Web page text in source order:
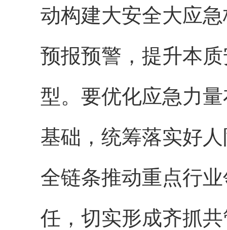
动构建大安全大应
预报预警，提升本
型。要优化应急力
基础，统筹落实好
全链条推动重点行
任，切实形成齐抓